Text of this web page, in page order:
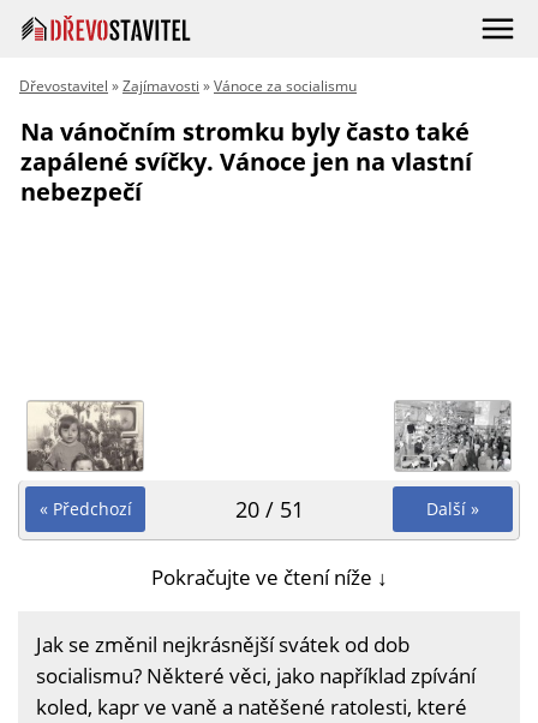
Dřevostavitel »Zajímavosti »Vánoce za socialismu
Na vánočním stromku byly často také
zapálené svíčky. Vánoce jen na vlastní
nebezpečí
« Předchozí Další »
20 / 51
Pokračujte ve čtení níže ↓
Jak se změnil nejkrásnější svátek od dob
socialismu? Některé věci, jako například zpívání
koled, kapr ve vaně a natěšené ratolesti, které